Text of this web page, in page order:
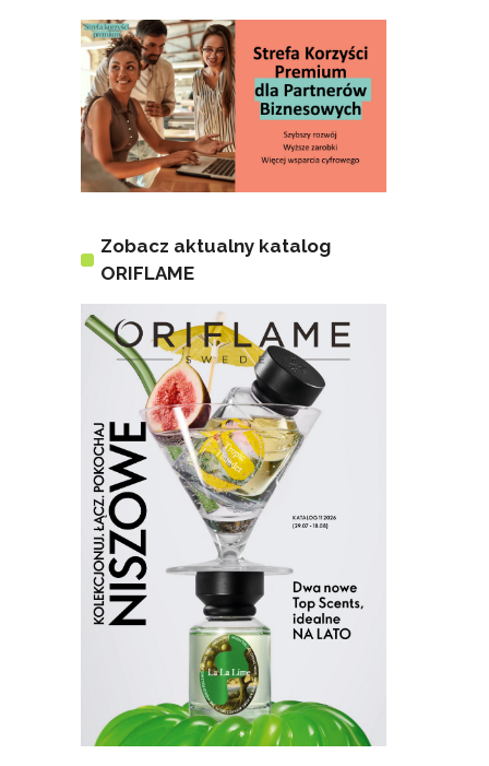
Zobacz aktualny katalog
ORIFLAME